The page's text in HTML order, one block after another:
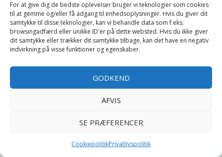
For at give dig de bedste oplevelser bruger vi teknologier som cookies
til at gemme og/eller få adgang til enhedsoplysninger. Hvis du giver dit
samtykke til disse teknologier, kan vi behandle data som f.eks.
browsingadfærd eller unikke ID'er på dette websted. Hvis du ikke giver
dit samtykke eller trækker dit samtykke tilbage, kan det have en negativ
indvirkning på visse funktioner og egenskaber.
GODKEND
AFVIS
SE PRÆFERENCER
CookiepolitikPrivatlivspolitik
Stofble
Stofbog
Strømpebukser